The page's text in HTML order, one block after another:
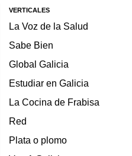
VERTICALES
La Voz de la Salud
Sabe Bien
Global Galicia
Estudiar en Galicia
La Cocina de Frabisa
Red
Plata o plomo